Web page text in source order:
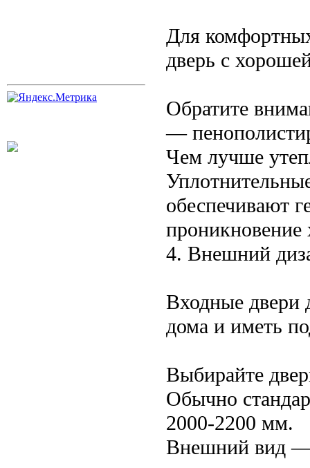
Для
дверь с
Обратите
—
Чем лучше
обеспечивают
4. Внешний
Входные двери
дома и иметь
Выбирайте
Обычно
2000-2200 мм.
Внешний вид —